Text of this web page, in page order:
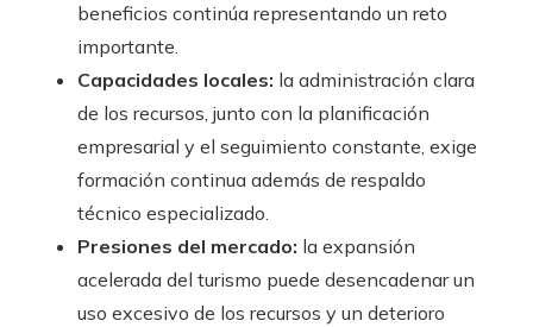
beneficios continúa representando un reto
importante.
Capacidades locales: la administración clara
de los recursos, junto con la planificación
empresarial y el seguimiento constante, exige
formación continua además de respaldo
técnico especializado.
Presiones del mercado: la expansión
acelerada del turismo puede desencadenar un
uso excesivo de los recursos y un deterioro